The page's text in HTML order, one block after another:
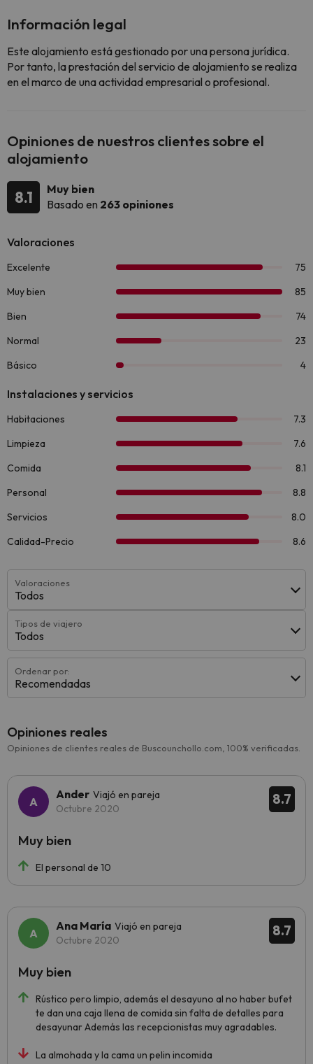
Información legal
Este alojamiento está gestionado por una persona jurídica.
Por tanto, la prestación del servicio de alojamiento se realiza
en el marco de una actividad empresarial o profesional.
Opiniones de nuestros clientes sobre el
alojamiento
8.1
Muy bien
Basado en 263 opiniones
Valoraciones
Todos
Tipos de viajero
Todos
Ordenar por:
Recomendadas
Opiniones reales
Opiniones de clientes reales de Buscounchollo.com, 100% verificadas.
8.7
Ander Viajó en pareja
Octubre 2020
El personal de 10
Muy bien
8.7
Ana María Viajó en pareja
Octubre 2020
Rústico pero limpio, además el desayuno al no haber bufet
te dan una caja llena de comida sin falta de detalles para
desayunar Además las recepcionistas muy agradables.
La almohada y la cama un pelin incomida
Muy bien